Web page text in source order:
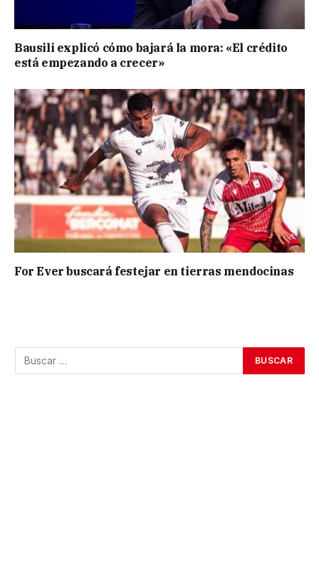
Bausili explicó cómo bajará la mora: «El crédito
está empezando a crecer»
For Ever buscará festejar en tierras mendocinas